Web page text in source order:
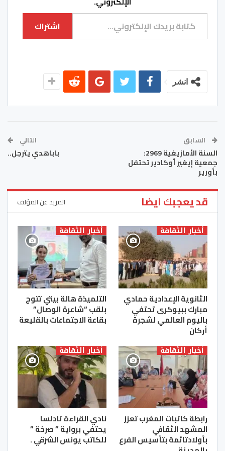
كتابة بريدك الإلكتروني...
اشتراك
انشر
السابق
السنة الأمازيغية 2969:
جمعية إيغير أوكادير تحتفل
بأورير
التالي
باباهدي يترجل..
قد يعجبك ايضا المزيد عن المؤلف
أخبار الثقافة
الثانوية الإعدادية حمادي
مبارك ببيوكرى تحتفي
باليوم العالمي لشجرة
أركان
أخبار الثقافة
التلميذة هالة بيتي تتوج
بلقب “شاعرة الوصال”
بقاعة الاجتماعات بالقليعة
أخبار الثقافة
رابطة كاتبات المغرب تعزز
المشهد الثقافي
بأولادتائمة بتأسيس الفرع
أخبار الثقافة
نادي القراءة تادلسا
يحتفي برواية ” صرخة ”
للكاتب يونس الشرقي .